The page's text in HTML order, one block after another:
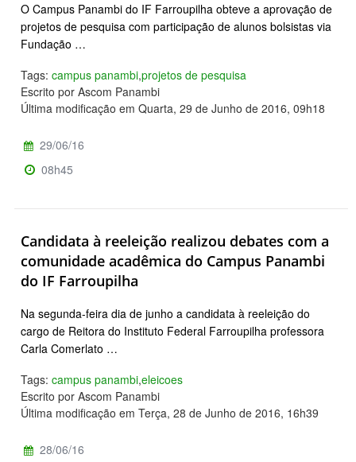
O Campus Panambi do IF Farroupilha obteve a aprovação de
projetos de pesquisa com participação de alunos bolsistas via
Fundação …
Tags: campus panambi,projetos de pesquisa
Escrito por Ascom Panambi
Última modificação em Quarta, 29 de Junho de 2016, 09h18
29/06/16
08h45
Candidata à reeleição realizou debates com a
comunidade acadêmica do Campus Panambi
do IF Farroupilha
Na segunda-feira dia de junho a candidata à reeleição do
cargo de Reitora do Instituto Federal Farroupilha professora
Carla Comerlato …
Tags: campus panambi,eleicoes
Escrito por Ascom Panambi
Última modificação em Terça, 28 de Junho de 2016, 16h39
28/06/16